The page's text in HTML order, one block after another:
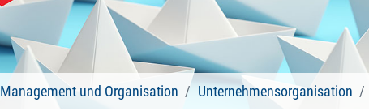
Management und Organisation Unternehmensorganisation